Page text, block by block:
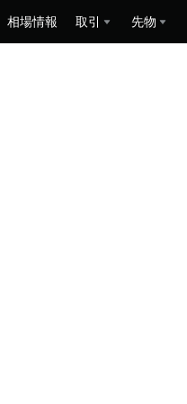
相場情報 取引 先物